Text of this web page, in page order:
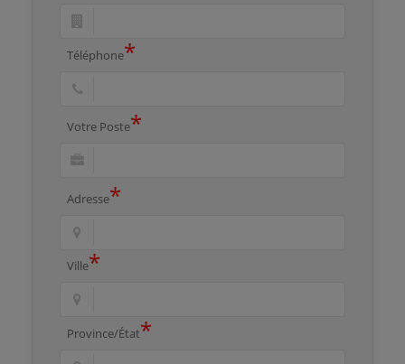
Téléphone*
Votre Poste*
Adresse*
Ville*
Province/État*